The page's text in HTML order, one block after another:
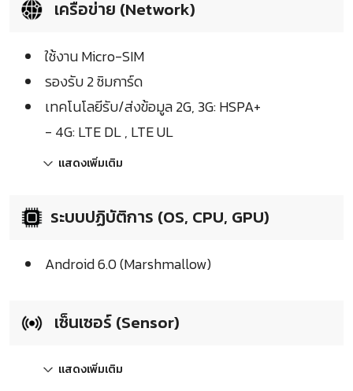
เครือข่าย (Network)
ใช้งาน Micro-SIM
รองรับ 2 ซิมการ์ด
เทคโนโลยีรับ/ส่งข้อมูล 2G, 3G: HSPA+
- 4G: LTE DL , LTE UL
แสดงเพิ่มเติม
ระบบปฏิบัติการ (OS, CPU, GPU)
Android 6.0 (Marshmallow)
เซ็นเซอร์ (Sensor)
แสดงเพิ่มเติม